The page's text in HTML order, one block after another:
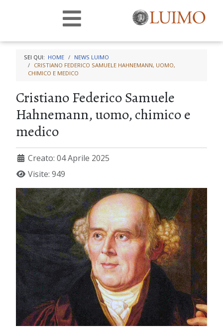
SEI QUI: HOME
NEWS LUIMO
CRISTIANO FEDERICO SAMUELE HAHNEMANN, UOMO,
CHIMICO E MEDICO
Cristiano Federico Samuele
Hahnemann, uomo, chimico e
medico
Creato: 04 Aprile 2025
Visite: 949